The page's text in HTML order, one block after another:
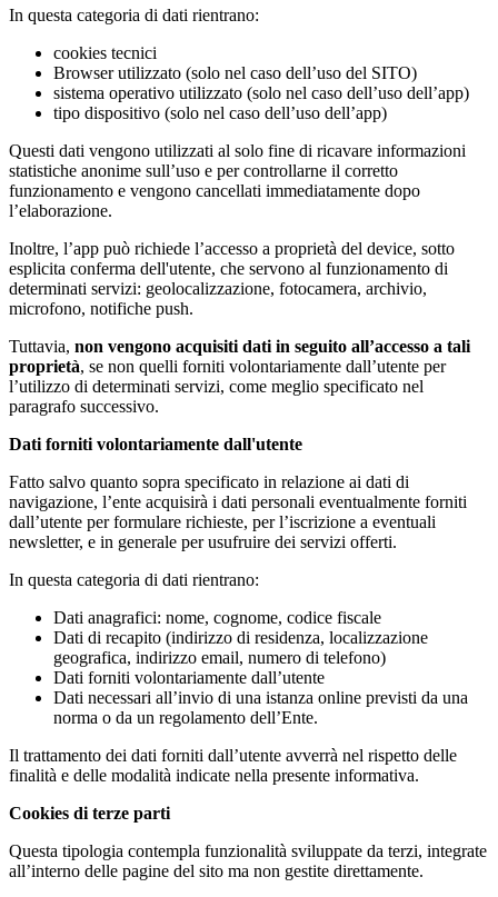
In questa categoria di dati rientrano:
cookies tecnici
Browser utilizzato (solo nel caso dell’uso del SITO)
sistema operativo utilizzato (solo nel caso dell’uso dell’app)
tipo dispositivo (solo nel caso dell’uso dell’app)
Questi dati vengono utilizzati al solo fine di ricavare informazioni
statistiche anonime sull’uso e per controllarne il corretto
funzionamento e vengono cancellati immediatamente dopo
l’elaborazione.
Inoltre, l’app può richiede l’accesso a proprietà del device, sotto
esplicita conferma dell'utente, che servono al funzionamento di
determinati servizi: geolocalizzazione, fotocamera, archivio,
microfono, notifiche push.
Tuttavia, non vengono acquisiti dati in seguito all’accesso a tali
proprietà, se non quelli forniti volontariamente dall’utente per
l’utilizzo di determinati servizi, come meglio specificato nel
paragrafo successivo.
Dati forniti volontariamente dall'utente
Fatto salvo quanto sopra specificato in relazione ai dati di
navigazione, l’ente acquisirà i dati personali eventualmente forniti
dall’utente per formulare richieste, per l’iscrizione a eventuali
newsletter, e in generale per usufruire dei servizi offerti.
In questa categoria di dati rientrano:
Dati anagrafici: nome, cognome, codice fiscale
Dati di recapito (indirizzo di residenza, localizzazione
geografica, indirizzo email, numero di telefono)
Dati forniti volontariamente dall’utente
Dati necessari all’invio di una istanza online previsti da una
norma o da un regolamento dell’Ente.
Il trattamento dei dati forniti dall’utente avverrà nel rispetto delle
finalità e delle modalità indicate nella presente informativa.
Cookies di terze parti
Questa tipologia contempla funzionalità sviluppate da terzi, integrate
all’interno delle pagine del sito ma non gestite direttamente.